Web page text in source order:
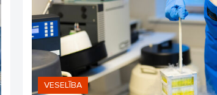
VESELĪBA